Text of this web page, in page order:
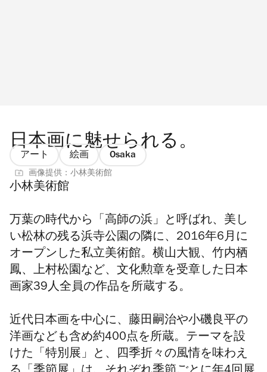
日本画に魅せられる。
アート 絵画 Osaka
画像提供：小林美術館
小林美術館
万葉の時代から「高師の浜」と呼ばれ、美し
い松林の残る浜寺公園の隣に、2016年6月に
オープンした私立美術館。横山大観、竹内栖
鳳、上村松園など、文化勲章を受章した日本
画家39人全員の作品を所蔵する。
近代日本画を中心に、藤田嗣治や小磯良平の
洋画なども含め約400点を所蔵。テーマを設
けた「特別展」と、四季折々の風情を味わえ